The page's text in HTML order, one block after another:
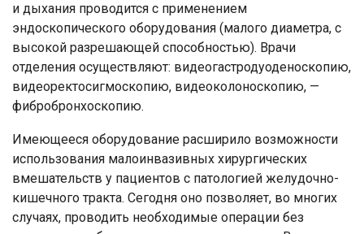
и дыхания проводится с применением
эндоскопического оборудования (малого диаметра, с
высокой разрешающей способностью). Врачи
отделения осуществляют: видеогастродуоденоскопию,
видеоректосигмоскопию, видеоколоноскопию, —
фибробронхоскопию.
Имеющееся оборудование расширило возможности
использования малоинвазивных хирургических
вмешательств у пациентов с патологией желудочно-
кишечного тракта. Сегодня оно позволяет, во многих
случаях, проводить необходимые операции без